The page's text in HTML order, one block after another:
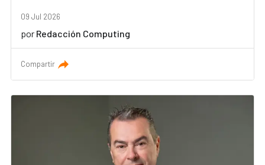
09 Jul 2026
por Redacción Computing
Compartir